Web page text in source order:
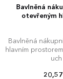
Bavlněná
otevřeným
Bavlněná
hlavním